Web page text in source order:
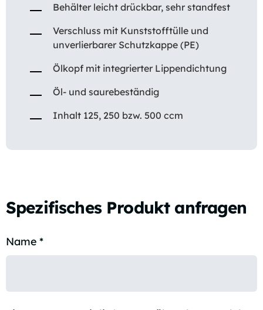
Behälter leicht drückbar, sehr standfest
Verschluss mit Kunststofftülle und
unverlierbarer Schutzkappe (PE)
Ölkopf mit integrierter Lippendichtung
Öl- und saurebeständig
Inhalt 125, 250 bzw. 500 ccm
Spezifisches Produkt anfragen
Name *